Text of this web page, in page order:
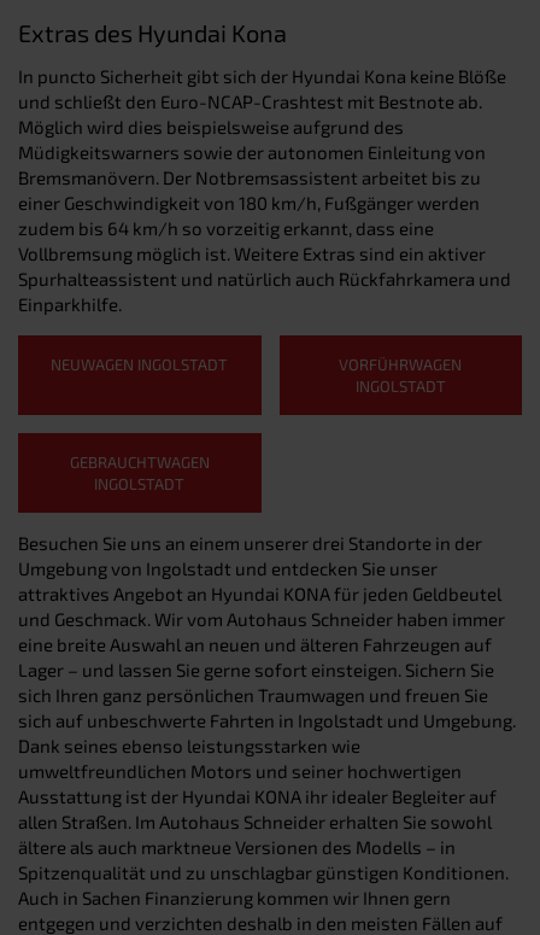
Extras des Hyundai Kona
In puncto Sicherheit gibt sich der Hyundai Kona keine Blöße
und schließt den Euro-NCAP-Crashtest mit Bestnote ab.
Möglich wird dies beispielsweise aufgrund des
Müdigkeitswarners sowie der autonomen Einleitung von
Bremsmanövern. Der Notbremsassistent arbeitet bis zu
einer Geschwindigkeit von 180 km/h, Fußgänger werden
zudem bis 64 km/h so vorzeitig erkannt, dass eine
Vollbremsung möglich ist. Weitere Extras sind ein aktiver
Spurhalteassistent und natürlich auch Rückfahrkamera und
Einparkhilfe.
NEUWAGEN INGOLSTADT
VORFÜHRWAGEN
INGOLSTADT
GEBRAUCHTWAGEN
INGOLSTADT
Besuchen Sie uns an einem unserer drei Standorte in der
Umgebung von Ingolstadt und entdecken Sie unser
attraktives Angebot an Hyundai KONA für jeden Geldbeutel
und Geschmack. Wir vom Autohaus Schneider haben immer
eine breite Auswahl an neuen und älteren Fahrzeugen auf
Lager – und lassen Sie gerne sofort einsteigen. Sichern Sie
sich Ihren ganz persönlichen Traumwagen und freuen Sie
sich auf unbeschwerte Fahrten in Ingolstadt und Umgebung.
Dank seines ebenso leistungsstarken wie
umweltfreundlichen Motors und seiner hochwertigen
Ausstattung ist der Hyundai KONA ihr idealer Begleiter auf
allen Straßen. Im Autohaus Schneider erhalten Sie sowohl
ältere als auch marktneue Versionen des Modells – in
Spitzenqualität und zu unschlagbar günstigen Konditionen.
Auch in Sachen Finanzierung kommen wir Ihnen gern
entgegen und verzichten deshalb in den meisten Fällen auf